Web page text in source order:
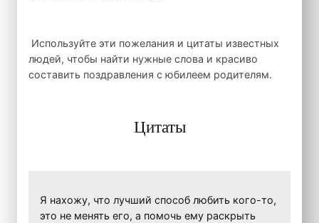
Используйте эти пожелания и цитаты известных
людей, чтобы найти нужные слова и красиво
составить поздравления с юбилеем родителям.
Цитаты
Я нахожу, что лучший способ любить кого-то,
это не менять его, а помочь ему раскрыть